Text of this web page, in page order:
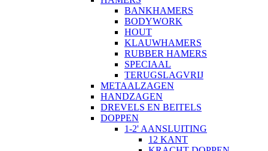
BANKHAMERS
BODYWORK
HOUT
KLAUWHAMERS
RUBBER HAMERS
SPECIAAL
TERUGSLAGVRIJ
METAALZAGEN
HANDZAGEN
DREVELS EN BEITELS
DOPPEN
1-2' AANSLUITING
12 KANT